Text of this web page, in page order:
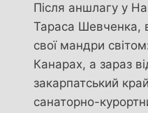
Після аншлагу у
Тараса Шевченка,
свої мандри
Канарах, а зараз
закарпатський
санаторно-